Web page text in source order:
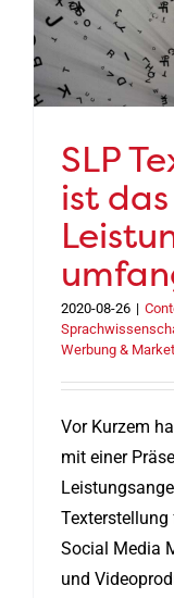
SLP
ist das
2020-08-26 |
Werbung &
Vor Kurzem
mit einer
Texterstellung
Social Media
und